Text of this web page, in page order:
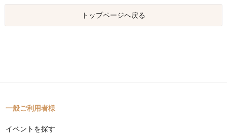
トップページへ戻る
一般ご利用者様
イベントを探す